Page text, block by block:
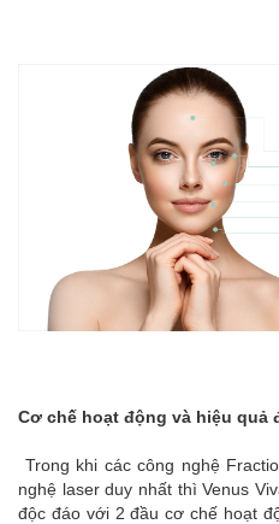
Cơ chế hoạt động và hiệu quả
Trong khi các công nghệ
nghệ laser duy nhất thì Venus
độc đáo với 2 đầu cơ chế hoạt